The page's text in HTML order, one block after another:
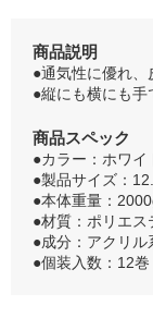
商品説明
●通気性に優れ、
●縦にも横にも手
商品スペック
●カラー：ホワイ
●製品サイズ：
●本体重量：
●材質：ポリエ
●成分：アクリル
●個装入数：12巻